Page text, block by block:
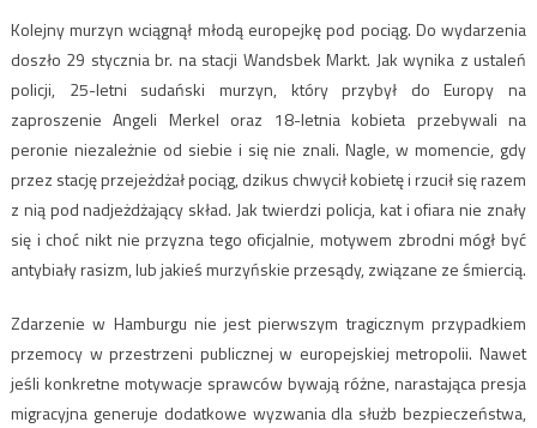
Kolejny murzyn wciągnął młodą europejkę pod pociąg. Do wydarzenia
doszło 29 stycznia br. na stacji Wandsbek Markt. Jak wynika z ustaleń
policji, 25-letni sudański murzyn, który przybył do Europy na
zaproszenie Angeli Merkel oraz 18-letnia kobieta przebywali na
peronie niezależnie od siebie i się nie znali. Nagle, w momencie, gdy
przez stację przejeżdżał pociąg, dzikus chwycił kobietę i rzucił się razem
z nią pod nadjeżdżający skład. Jak twierdzi policja, kat i ofiara nie znały
się i choć nikt nie przyzna tego oficjalnie, motywem zbrodni mógł być
antybiały rasizm, lub jakieś murzyńskie przesądy, związane ze śmiercią.
Zdarzenie w Hamburgu nie jest pierwszym tragicznym przypadkiem
przemocy w przestrzeni publicznej w europejskiej metropolii. Nawet
jeśli konkretne motywacje sprawców bywają różne, narastająca presja
migracyjna generuje dodatkowe wyzwania dla służb bezpieczeństwa,